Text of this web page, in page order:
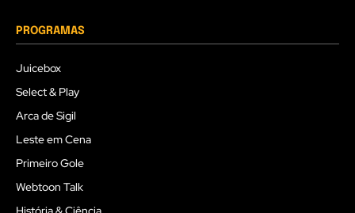
PROGRAMAS
Juicebox
Select & Play
Arca de Sigil
Leste em Cena
Primeiro Gole
Webtoon Talk